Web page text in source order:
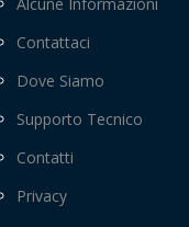
Contattaci
Dove Siamo
Supporto Tecnico
Contatti
Privacy